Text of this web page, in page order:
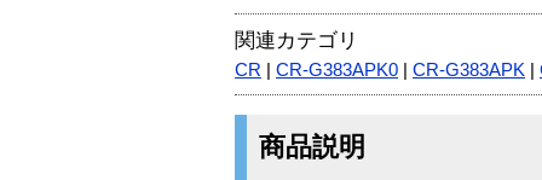
関連カテゴリ
CR CR-G383APK0 CR-G383APK
商品説明